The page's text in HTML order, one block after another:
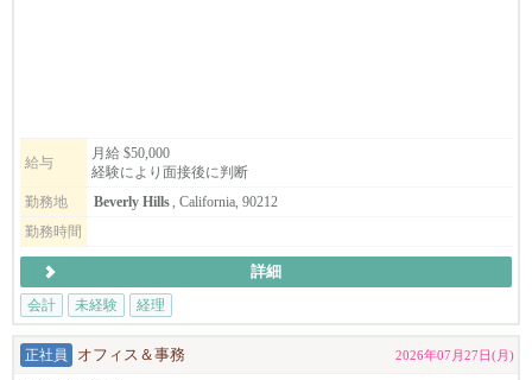
給与
月給 $50,000
経験により面接後に判断
勤務地
Beverly Hills, California, 90212
勤務時間
詳細
会計
未経験 経理
正社員 オフィス＆事務 2026年07月27日(月)